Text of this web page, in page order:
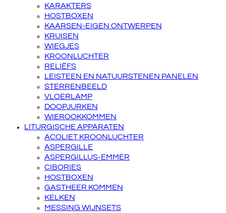
KARAKTERS
HOSTBOXEN
KAARSEN-EIGEN ONTWERPEN
KRUISEN
WIEGJES
KROONLUCHTER
RELIËFS
LEISTEEN EN NATUURSTENEN PANELEN
STERRENBEELD
VLOERLAMP
DOOPJURKEN
WIEROOKKOMMEN
LITURGISCHE APPARATEN
ACOLIET KROONLUCHTER
ASPERGILLE
ASPERGILLUS-EMMER
CIBORIES
HOSTBOXEN
GASTHEER KOMMEN
KELKEN
MESSING WIJNSETS